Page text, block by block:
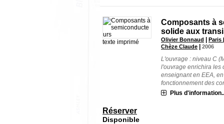
texte imprimé
Composants à
solide aux
Olivier Bonnaud |Paris
Chèze Claude |2006
L'ouvrage : niveau C
l'ouvrage enrichira les
enseignant en EEA,
fonctionnement des
Plus
Réserver
Disponible